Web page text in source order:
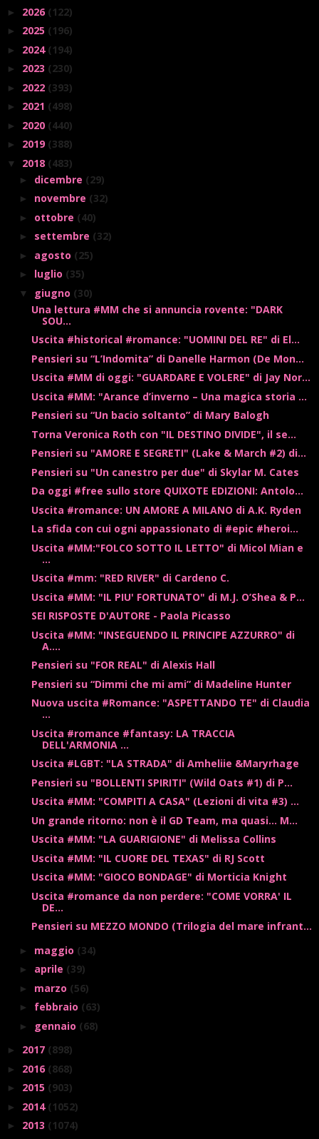
► 2026 (122)
► 2025 (196)
► 2024 (194)
► 2023 (230)
► 2022 (393)
► 2021 (498)
► 2020 (440)
► 2019 (388)
▼ 2018 (483)
► dicembre (29)
► novembre (32)
► ottobre (40)
► settembre (32)
► agosto (25)
► luglio (35)
▼ giugno (30)
Una lettura #MM che si annuncia rovente: "DARK
SOU...
Uscita #historical #romance: "UOMINI DEL RE" di El...
Pensieri su “L’Indomita” di Danelle Harmon (De Mon...
Uscita #MM di oggi: "GUARDARE E VOLERE" di Jay Nor...
Uscita #MM: "Arance d’inverno – Una magica storia ...
Pensieri su “Un bacio soltanto” di Mary Balogh
Torna Veronica Roth con "IL DESTINO DIVIDE", il se...
Pensieri su "AMORE E SEGRETI" (Lake & March #2) di...
Pensieri su "Un canestro per due" di Skylar M. Cates
Da oggi #free sullo store QUIXOTE EDIZIONI: Antolo...
Uscita #romance: UN AMORE A MILANO di A.K. Ryden
La sfida con cui ogni appassionato di #epic #heroi...
Uscita #MM:"FOLCO SOTTO IL LETTO" di Micol Mian e
...
Uscita #mm: "RED RIVER" di Cardeno C.
Uscita #MM: "IL PIU' FORTUNATO" di M.J. O’Shea & P...
SEI RISPOSTE D'AUTORE - Paola Picasso
Uscita #MM: "INSEGUENDO IL PRINCIPE AZZURRO" di
A....
Pensieri su "FOR REAL" di Alexis Hall
Pensieri su “Dimmi che mi ami” di Madeline Hunter
Nuova uscita #Romance: "ASPETTANDO TE" di Claudia
...
Uscita #romance #fantasy: LA TRACCIA
DELL'ARMONIA ...
Uscita #LGBT: "LA STRADA" di Amheliie &Maryrhage
Pensieri su "BOLLENTI SPIRITI" (Wild Oats #1) di P...
Uscita #MM: "COMPITI A CASA" (Lezioni di vita #3) ...
Un grande ritorno: non è il GD Team, ma quasi... M...
Uscita #MM: "LA GUARIGIONE" di Melissa Collins
Uscita #MM: "IL CUORE DEL TEXAS" di RJ Scott
Uscita #MM: "GIOCO BONDAGE" di Morticia Knight
Uscita #romance da non perdere: "COME VORRA' IL
DE...
Pensieri su MEZZO MONDO (Trilogia del mare infrant...
► maggio (34)
► aprile (39)
► marzo (56)
► febbraio (63)
► gennaio (68)
► 2017 (898)
► 2016 (868)
► 2015 (903)
► 2014 (1052)
► 2013 (1074)